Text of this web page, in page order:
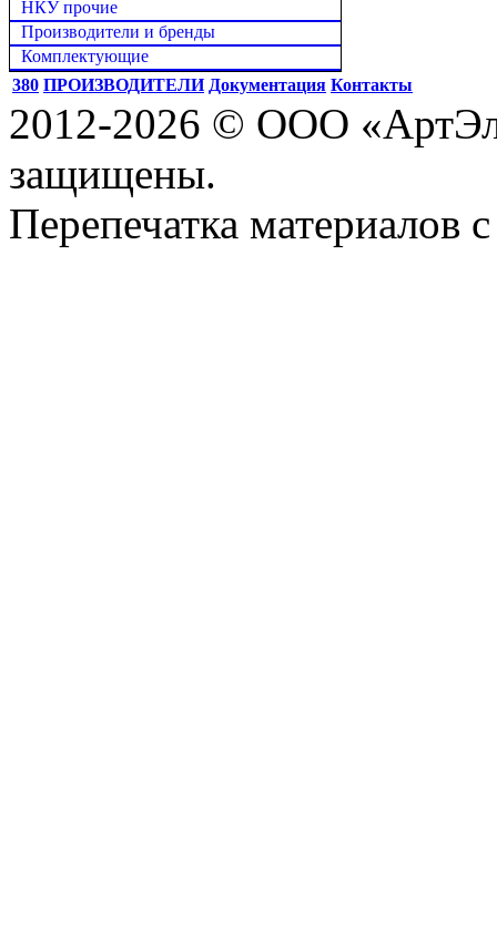
НКУ прочие
Производители и бренды
Комплектующие
380 ПРОИЗВОДИТЕЛИ Документация Контакты
2012-2026 © ООО
защищены.
Перепечатка материалов